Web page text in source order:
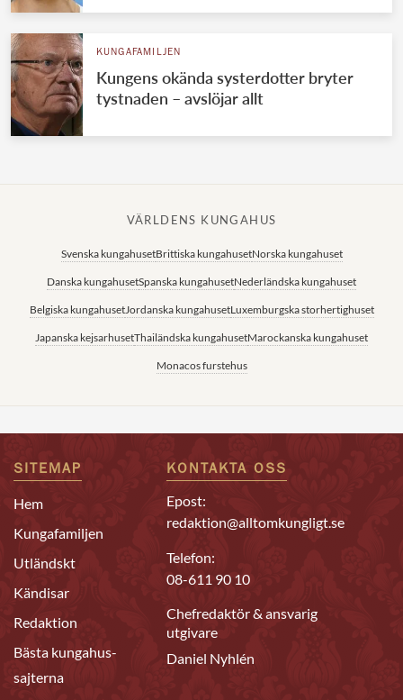
KUNGAFAMILJEN
Kungens okända systerdotter bryter
tystnaden – avslöjar allt
VÄRLDENS KUNGAHUS
Svenska kungahusetBrittiska kungahusetNorska kungahuset
Danska kungahusetSpanska kungahusetNederländska kungahuset
Belgiska kungahusetJordanska kungahusetLuxemburgska storhertighuset
Japanska kejsarhusetThailändska kungahusetMarockanska kungahuset
Monacos furstehus
SITEMAP
Hem
Kungafamiljen
Utländskt
Kändisar
Redaktion
Bästa kungahus-
sajterna
KONTAKTA OSS
Epost:
redaktion@alltomkungligt.se
Telefon:
08-611 90 10
Chefredaktör & ansvarig
utgivare
Daniel Nyhlén